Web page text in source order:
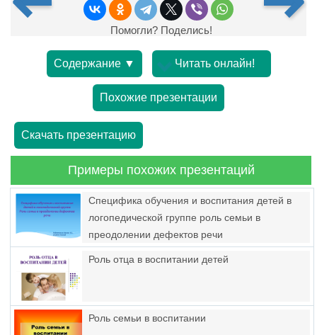
Помогли? Поделись!
Содержание ▼ Читать онлайн!
Похожие презентации
Скачать презентацию
Примеры похожих презентаций
Специфика обучения и воспитания детей в
логопедической группе роль семьи в
преодолении дефектов речи
Роль отца в воспитании детей
Роль семьи в воспитании